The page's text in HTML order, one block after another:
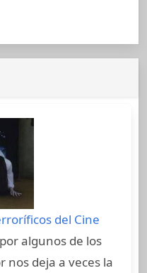
del Cine
algunos de los
nos deja a veces la